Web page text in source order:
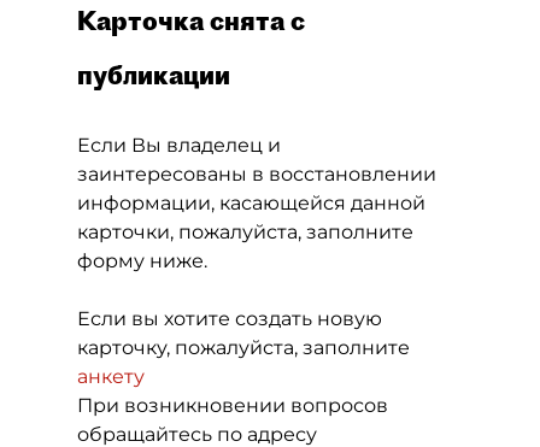
Карточка снята с
публикации
Если Вы владелец и
заинтересованы в восстановлении
информации, касающейся данной
карточки, пожалуйста, заполните
форму ниже.
Если вы хотите создать новую
карточку, пожалуйста, заполните
анкету
При возникновении вопросов
обращайтесь по адресу